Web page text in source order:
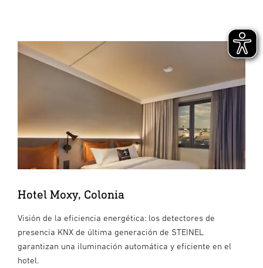
Hotel Moxy, Colonia
Visión de la eficiencia energética: los detectores de
presencia KNX de última generación de STEINEL
garantizan una iluminación automática y eficiente en el
hotel.